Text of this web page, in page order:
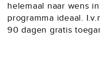
helemaal naar wens
programma ideaal.
90 dagen gratis